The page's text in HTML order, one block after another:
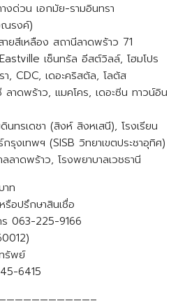
งด่วน เอกมัย-รามอินทรา
ณรงค์)
ยสีเหลือง สถานีลาดพร้าว 71
เซ็นทรัล อีสต์วิลล์, โฮมโปร
า, CDC, เดอะคริสตัล, โลตัส
ลาดพร้าว, แมคโคร, เดอะซีน ทาวน์อิน
ดินทรเดชา (สิงห์ สิงหเสนี), โรงเรียน
กรุงเทพฯ (SISB วิทยาเขตประชาอุทิศ)
ลลาดพร้าว, โรงพยาบาลเวชธานี
าท
อปรึกษาสินเชื่อ
063-225-9166
รัพย์
6415